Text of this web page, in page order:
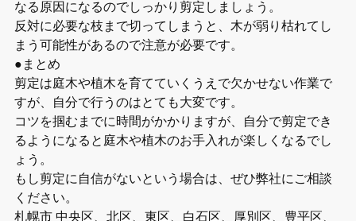
なる原因になるのでしっかり剪定しましょう。
反対に必要な枝まで切ってしまうと、木が弱り枯れてし
まう可能性があるので注意が必要です。
●まとめ
剪定は庭木や植木を育てていくうえで欠かせない作業で
すが、自分で行うのはとても大変です。
コツを掴むまでに時間がかかりますが、自分で剪定でき
るようになると庭木や植木のお手入れが楽しくなるでし
ょう。
もし剪定に自信がないという場合は、ぜひ弊社にご相談
ください。
札幌市 中央区、北区、東区、白石区、厚別区、豊平区、